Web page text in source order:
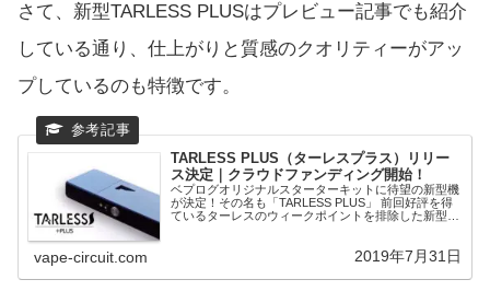
さて、新型TARLESS PLUSはプレビュー記事でも紹介
している通り、仕上がりと質感のクオリティーがアッ
プしているのも特徴です。
TARLESS PLUS（ターレスプラス）リリー
ス決定｜クラウドファンディング開始！
ベプログオリジナルスターターキットに待望の新型機
が決定！その名も「TARLESS PLUS」 前回好評を得
ているターレスのウィークポイントを排除した新型機
vape-circuit.com 2019年7月31日